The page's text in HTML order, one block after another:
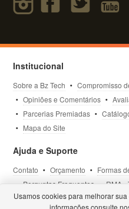
Institucional
Sobre a Bz Tech
Compromisso
Opiniões e Comentários
Parcerias Premiadas
Mapa do Site
Ajuda e Suporte
Contato Orçamento
Formas
Perguntas Frequentes
RMA -
Política de Privacidade
Usamos cookies para melhorar
informações consulte